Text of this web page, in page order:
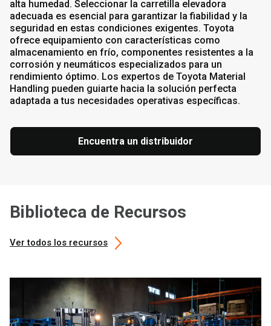
alta humedad. Seleccionar la carretilla elevadora
adecuada es esencial para garantizar la fiabilidad y la
seguridad en estas condiciones exigentes. Toyota
ofrece equipamiento con características como
almacenamiento en frío, componentes resistentes a la
corrosión y neumáticos especializados para un
rendimiento óptimo. Los expertos de Toyota Material
Handling pueden guiarte hacia la solución perfecta
adaptada a tus necesidades operativas específicas.
Encuentra un distribuidor
Biblioteca de Recursos
Ver todos los recursos